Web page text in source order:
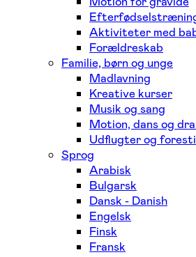
Aktiviteter med
Forældreskab
Familie, børn og unge
Madlavning
Kreative kurser
Musik og sang
Motion, dans og
Udflugter og
Sprog
Arabisk
Bulgarsk
Dansk - Danish
Engelsk
Finsk
Fransk